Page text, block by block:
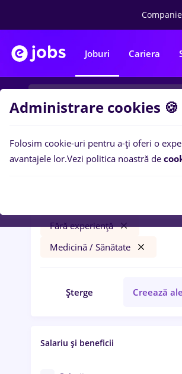
Joburi Cariera
Filtre
Fără experiență
Medicină / Sănătate
Șterge Creează
Salariu și beneficii
Administrare cookies 🍪
Folosim cookie-uri pentru a-ți oferi o
avantajele lor.Vezi politica noastră de